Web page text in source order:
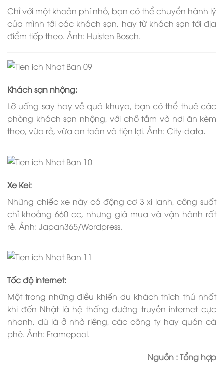
Chỉ với một khoản phí nhỏ, bạn có thể chuyển hành lý
của mình tới các khách sạn, hay từ khách sạn tới địa
điểm tiếp theo. Ảnh: Huisten Bosch.
Khách sạn nhộng:
Lỡ uống say hay về quá khuya, bạn có thể thuê các
phòng khách sạn nhộng, với chỗ tắm và nơi ăn kèm
theo, vừa rẻ, vừa an toàn và tiện lợi. Ảnh: City-data.
Xe Kei:
Những chiếc xe này có động cơ 3 xi lanh, công suất
chỉ khoảng 660 cc, nhưng giá mua và vận hành rất
rẻ. Ảnh: Japan365/Wordpress.
Tốc độ internet:
Một trong những điều khiến du khách thích thú nhất
khi đến Nhật là hệ thống đường truyền internet cực
nhanh, dù là ở nhà riêng, các công ty hay quán cà
phê. Ảnh: Framepool.
Nguồn : Tổng hợp